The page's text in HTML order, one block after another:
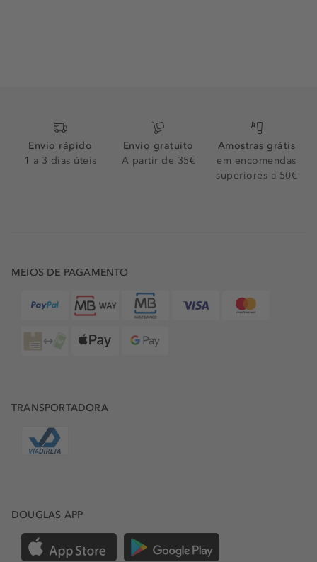
Envio rápido
1 a 3 dias úteis
Envio gratuito
A partir de 35€
Amostras grátis
em encomendas
superiores a 50€
MEIOS DE PAGAMENTO
TRANSPORTADORA
DOUGLAS APP